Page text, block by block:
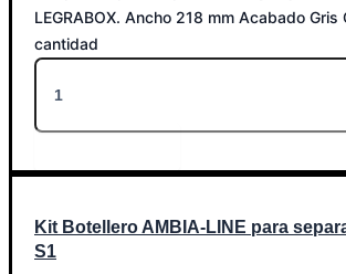
LEGRABOX. Ancho 218 mm Acabado Gris
cantidad
Kit Botellero AMBIA-LINE para
S1